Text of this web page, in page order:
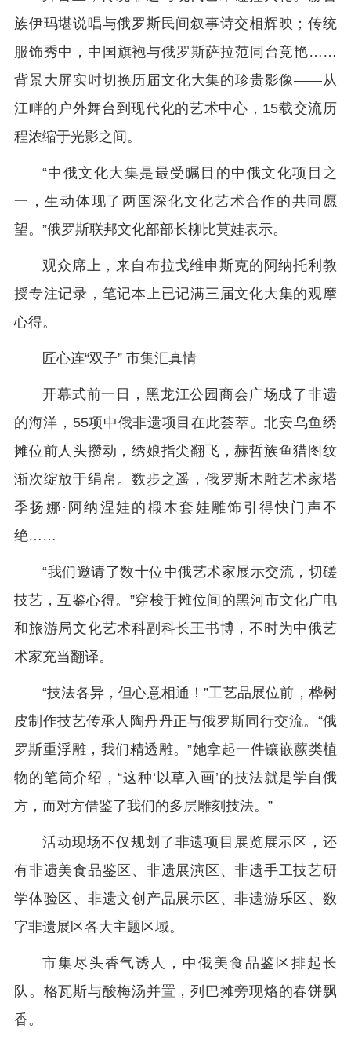
族伊玛堪说唱与俄罗斯民间叙事诗交相辉映；传统
服饰秀中，中国旗袍与俄罗斯萨拉范同台竞艳……
背景大屏实时切换历届文化大集的珍贵影像——从
江畔的户外舞台到现代化的艺术中心，15载交流历
程浓缩于光影之间。
“中俄文化大集是最受瞩目的中俄文化项目之
一，生动体现了两国深化文化艺术合作的共同愿
望。”俄罗斯联邦文化部部长柳比莫娃表示。
观众席上，来自布拉戈维申斯克的阿纳托利教
授专注记录，笔记本上已记满三届文化大集的观摩
心得。
匠心连“双子” 市集汇真情
开幕式前一日，黑龙江公园商会广场成了非遗
的海洋，55项中俄非遗项目在此荟萃。北安乌鱼绣
摊位前人头攒动，绣娘指尖翻飞，赫哲族鱼猎图纹
渐次绽放于绢帛。数步之遥，俄罗斯木雕艺术家塔
季扬娜·阿纳涅娃的椴木套娃雕饰引得快门声不
绝……
“我们邀请了数十位中俄艺术家展示交流，切磋
技艺，互鉴心得。”穿梭于摊位间的黑河市文化广电
和旅游局文化艺术科副科长王书博，不时为中俄艺
术家充当翻译。
“技法各异，但心意相通！”工艺品展位前，桦树
皮制作技艺传承人陶丹丹正与俄罗斯同行交流。“俄
罗斯重浮雕，我们精透雕。”她拿起一件镶嵌蕨类植
物的笔筒介绍，“这种‘以草入画’的技法就是学自俄
方，而对方借鉴了我们的多层雕刻技法。”
活动现场不仅规划了非遗项目展览展示区，还
有非遗美食品鉴区、非遗展演区、非遗手工技艺研
学体验区、非遗文创产品展示区、非遗游乐区、数
字非遗展区各大主题区域。
市集尽头香气诱人，中俄美食品鉴区排起长
队。格瓦斯与酸梅汤并置，列巴摊旁现烙的春饼飘
香。